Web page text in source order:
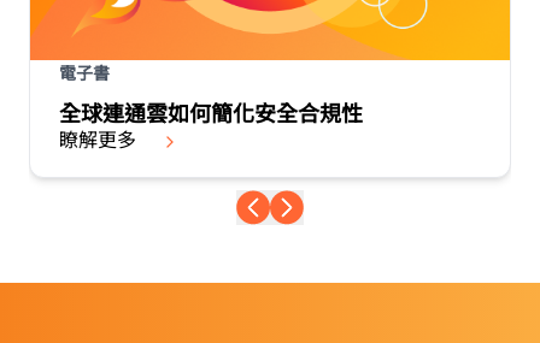
電子書
全球連通雲如何簡化安全合規性
瞭解更多